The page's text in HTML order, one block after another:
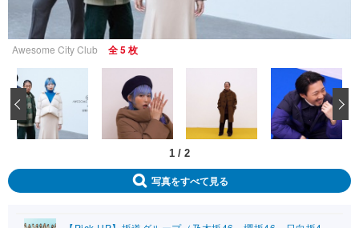
Awesome City Club 全 5 枚
1 / 2
‹
写真をすべて見る